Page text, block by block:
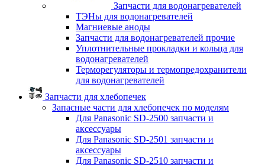
Запчасти для водонагревателей
ТЭНы для водонагревателей
Магниевые аноды
Запчасти для водонагревателей прочие
Уплотнительные прокладки и кольца для
водонагревателей
Терморегуляторы и термопредохранители
для водонагревателей
Запчасти для хлебопечек
Запасные части для хлебопечек по моделям
Для Panasonic SD-2500 запчасти и
аксессуары
Для Panasonic SD-2501 запчасти и
аксессуары
Для Panasonic SD-2510 запчасти и